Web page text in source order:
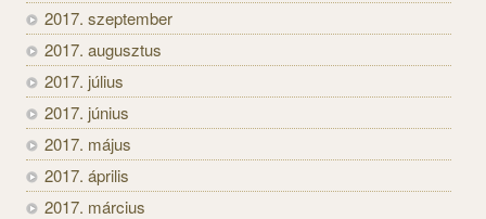
2017. szeptember
2017. augusztus
2017. július
2017. június
2017. május
2017. április
2017. március